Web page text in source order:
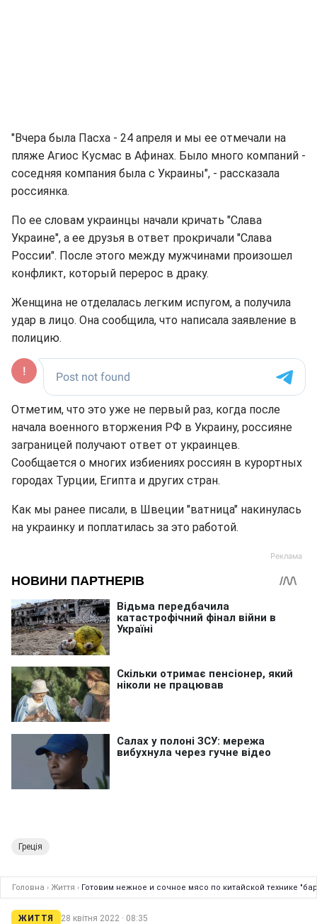
"Вчера была Пасха - 24 апреля и мы ее отмечали на
пляже Агиос Кусмас в Афинах. Было много компаний -
соседняя компания была с Украины", - рассказала
россиянка.
По ее словам украинцы начали кричать "Слава
Украине", а ее друзья в ответ прокричали "Слава
России". После этого между мужчинами произошел
конфликт, который перерос в драку.
Женщина не отделалась легким испугом, а получила
удар в лицо. Она сообщила, что написала заявление в
полицию.
Отметим, что это уже не первый раз, когда после
начала военного вторжения РФ в Украину, россияне
заграницей получают ответ от украинцев.
Сообщается о многих избиениях россиян в курортных
городах Турции, Египта и других стран.
Как мы ранее писали, в Швеции "ватница" накинулась
на украинку и поплатилась за это работой.
Греція
Головна › Життя › Готовим нежное и сочное мясо по китайской технике
ЖИТТЯ 28 квітня 2022 · 08:35